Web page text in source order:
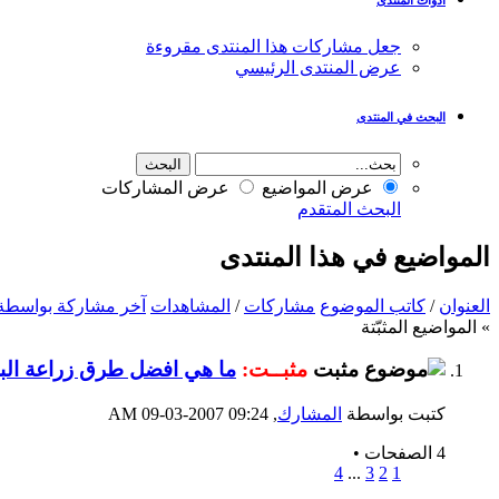
جعل مشاركات هذا المنتدى مقروءة
عرض المنتدى الرئيسي
البحث في المنتدى
عرض المواضيع
عرض المشاركات
البحث المتقدم
المواضيع في هذا المنتدى
العنوان / كاتب الموضوع مشاركات / المشاهدات آخر مشاركة
» المواضيع المثبّتة
مثبــت: ما هي افضل طرق زراعة
كتبت بواسطة المشارك‏, 09-03-2007 09:24 AM
4 الصفحات
•
1
2
3
...
4